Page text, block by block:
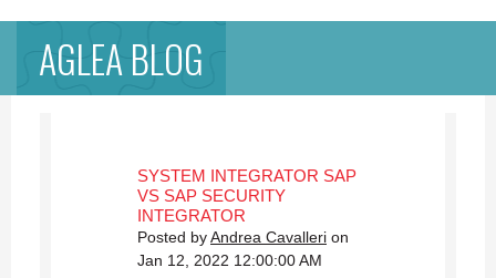
AGLEA BLOG
SYSTEM INTEGRATOR SAP
VS SAP SECURITY
INTEGRATOR
Posted byAndrea Cavalleri on
Jan 12, 2022 12:00:00 AM